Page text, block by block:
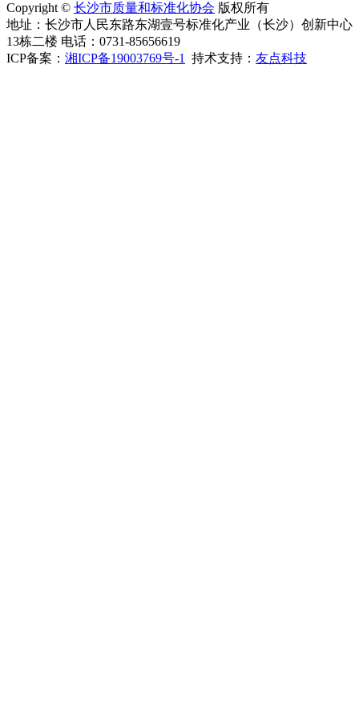
Copyright © 长沙市质量和标准化协会 版权所有
地址：长沙市人民东路东湖壹号标准化产业（长沙）创新中心
13栋二楼 电话：0731-85656619
ICP备案： 湘ICP备19003769号-1 持术支持： 友点科技